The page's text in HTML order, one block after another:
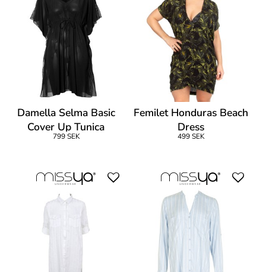
Damella Selma Basic
Cover Up Tunica
799 SEK
Femilet Honduras Beach
Dress
499 SEK